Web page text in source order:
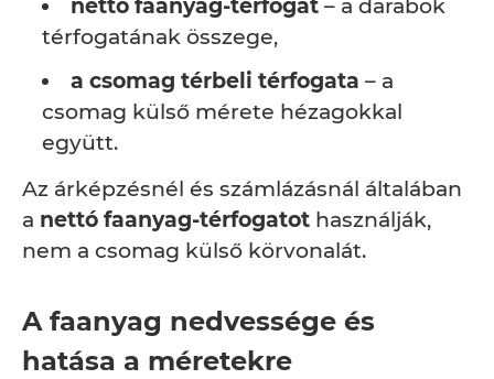
nettó faanyag-térfogat – a darabok
térfogatának összege,
a csomag térbeli térfogata – a
csomag külső mérete hézagokkal
együtt.
Az árképzésnél és számlázásnál általában
a nettó faanyag-térfogatot használják,
nem a csomag külső körvonalát.
A faanyag nedvessége és
hatása a méretekre